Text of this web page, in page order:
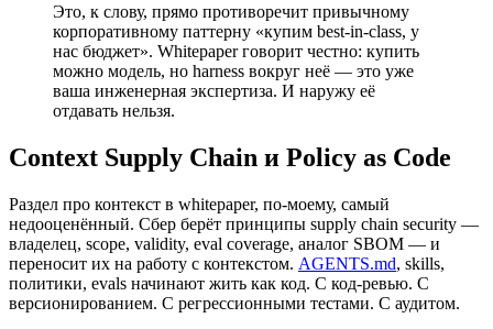
Это, к слову, прямо противоречит привычному
корпоративному паттерну «купим best-in-class, у
нас бюджет». Whitepaper говорит честно: купить
можно модель, но harness вокруг неё — это уже
ваша инженерная экспертиза. И наружу её
отдавать нельзя.
Context Supply Chain и Policy as Code
Раздел про контекст в whitepaper, по-моему, самый
недооценённый. Сбер берёт принципы supply chain security —
владелец, scope, validity, eval coverage, аналог SBOM — и
переносит их на работу с контекстом. AGENTS.md, skills,
политики, evals начинают жить как код. С код-ревью. С
версионированием. С регрессионными тестами. С аудитом.